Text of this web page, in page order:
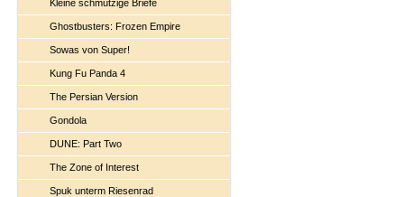
Kleine schmutzige Briefe
Ghostbusters: Frozen Empire
Sowas von Super!
Kung Fu Panda 4
The Persian Version
Gondola
DUNE: Part Two
The Zone of Interest
Spuk unterm Riesenrad